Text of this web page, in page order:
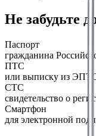
Не забудьте
Паспорт
гражданина
ПТС
или выписку из
СТС
свидетельство о
Смартфон
для электронной